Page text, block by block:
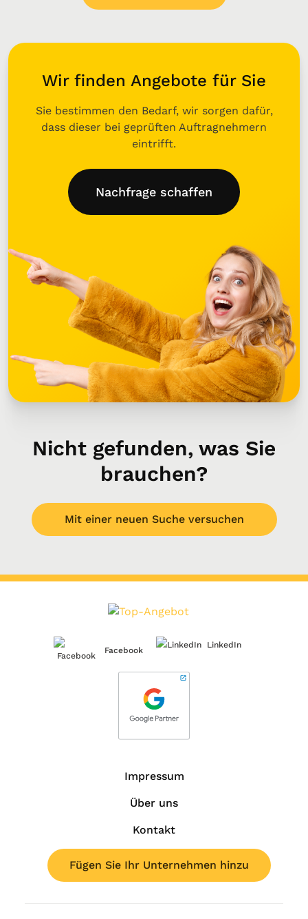
Wir finden Angebote für Sie
Sie bestimmen den Bedarf, wir sorgen dafür,
dass dieser bei geprüften Auftragnehmern
eintrifft.
Nachfrage schaffen
Nicht gefunden, was Sie
brauchen?
Mit einer neuen Suche versuchen
Facebook
LinkedIn
Impressum
Über uns
Kontakt
Fügen Sie Ihr Unternehmen hinzu